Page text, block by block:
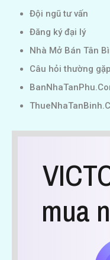
Đội ngũ tư vấn
Đăng ký đại lý
Nhà Mở Bán Tân
Câu hỏi thường gặp
mua